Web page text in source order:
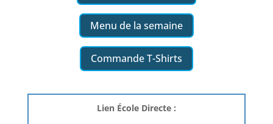
Menu de la semaine
Commande T-Shirts
Lien École Directe :